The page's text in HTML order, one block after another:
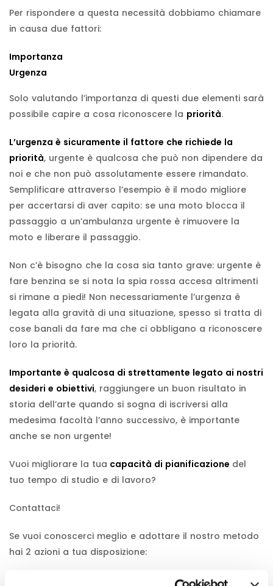
Per rispondere a questa necessità dobbiamo chiamare
in causa due fattori:
Importanza
Urgenza
Solo valutando l’importanza di questi due elementi sarà
possibile capire a cosa riconoscere la priorità.
L’urgenza è sicuramente il fattore che richiede la
priorità, urgente è qualcosa che può non dipendere da
noi e che non può assolutamente essere rimandato.
Semplificare attraverso l’esempio è il modo migliore
per accertarsi di aver capito: se una moto blocca il
passaggio a un’ambulanza urgente è rimuovere la
moto e liberare il passaggio.
Non c’è bisogno che la cosa sia tanto grave: urgente è
fare benzina se si nota la spia rossa accesa altrimenti
si rimane a piedi! Non necessariamente l’urgenza è
legata alla gravità di una situazione, spesso si tratta di
cose banali da fare ma che ci obbligano a riconoscere
loro la priorità.
Importante è qualcosa di strettamente legato ai nostri
desideri e obiettivi, raggiungere un buon risultato in
storia dell’arte quando si sogna di iscriversi alla
medesima facoltà l’anno successivo, è importante
anche se non urgente!
Vuoi migliorare la tua capacità di pianificazione del
tuo tempo di studio e di lavoro?
Contattaci!
Se vuoi conoscerci meglio e adottare il nostro metodo
hai 2 azioni a tua disposizione: